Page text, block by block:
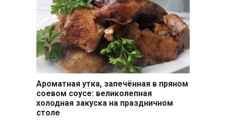
Ароматная утка, запечённая в пряном
соевом соусе: великолепная
холодная закуска на праздничном
столе